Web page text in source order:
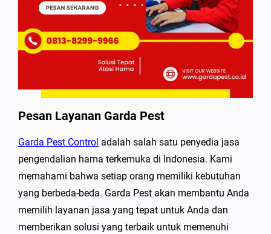
Pesan Layanan Garda Pest
Garda Pest Control adalah salah satu penyedia jasa
pengendalian hama terkemuka di Indonesia. Kami
memahami bahwa setiap orang memiliki kebutuhan
yang berbeda-beda. Garda Pest akan membantu Anda
memilih layanan jasa yang tepat untuk Anda dan
memberikan solusi yang terbaik untuk memenuhi